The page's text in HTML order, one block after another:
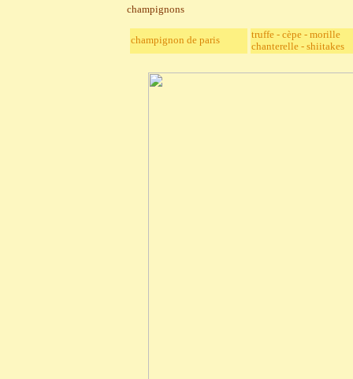
champignons
champignon de paris
truffe - cèpe - morille
chanterelle - shiitakes